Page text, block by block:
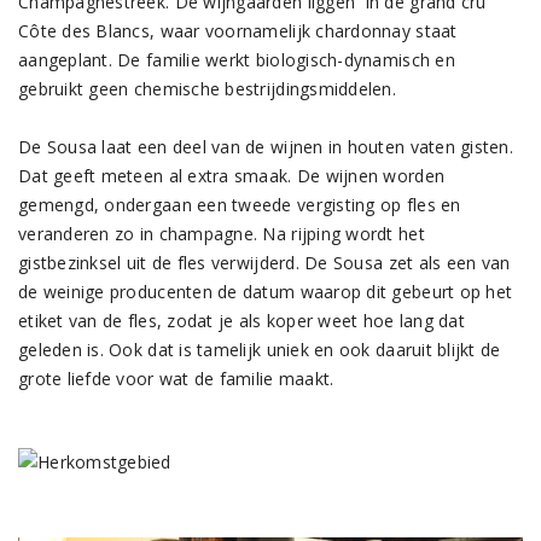
Côte des Blancs, waar voornamelijk chardonnay staat
aangeplant. De familie werkt biologisch-dynamisch en
gebruikt geen chemische bestrijdingsmiddelen.
De Sousa laat een deel van de wijnen in houten vaten gisten.
Dat geeft meteen al extra smaak. De wijnen worden
gemengd, ondergaan een tweede vergisting op fles en
veranderen zo in champagne. Na rijping wordt het
gistbezinksel uit de fles verwijderd. De Sousa zet als een van
de weinige producenten de datum waarop dit gebeurt op het
etiket van de fles, zodat je als koper weet hoe lang dat
geleden is. Ook dat is tamelijk uniek en ook daaruit blijkt de
grote liefde voor wat de familie maakt.